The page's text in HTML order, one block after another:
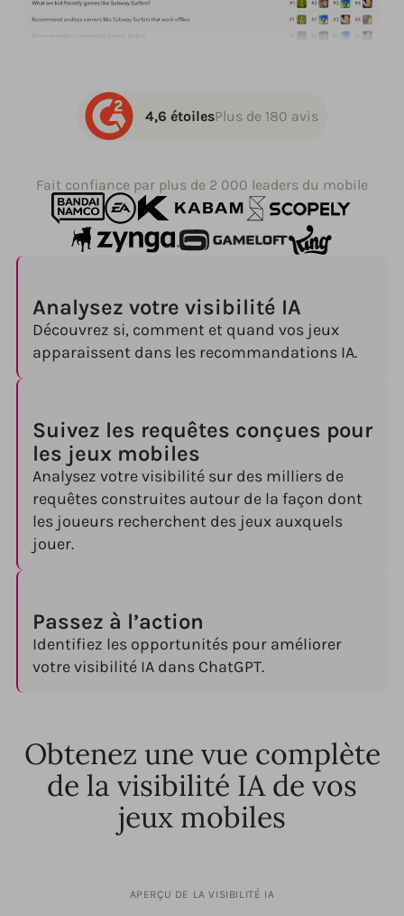
4,6 étoilesPlus de 180 avis
Fait confiance par plus de 2 000 leaders du mobile
Analysez votre visibilité IA
Découvrez si, comment et quand vos jeux
apparaissent dans les recommandations IA.
Suivez les requêtes conçues pour
les jeux mobiles
Analysez votre visibilité sur des milliers de
requêtes construites autour de la façon dont
les joueurs recherchent des jeux auxquels
jouer.
Passez à l’action
Identifiez les opportunités pour améliorer
votre visibilité IA dans ChatGPT.
Obtenez une vue complète
de la visibilité IA de vos
jeux mobiles
APERÇU DE LA VISIBILITÉ IA